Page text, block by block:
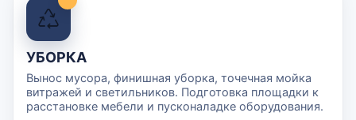
УБОРКА
Вынос мусора, финишная уборка, точечная мойка
витражей и светильников. Подготовка площадки к
расстановке мебели и пусконаладке оборудования.